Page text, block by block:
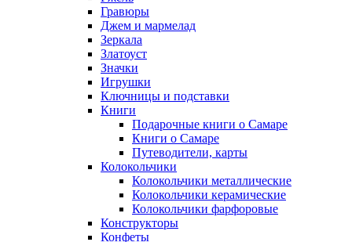
Гравюры
Джем и мармелад
Зеркала
Златоуст
Значки
Игрушки
Ключницы и подставки
Книги
Подарочные книги о Самаре
Книги о Самаре
Путеводители, карты
Колокольчики
Колокольчики металлические
Колокольчики керамические
Колокольчики фарфоровые
Конструкторы
Конфеты